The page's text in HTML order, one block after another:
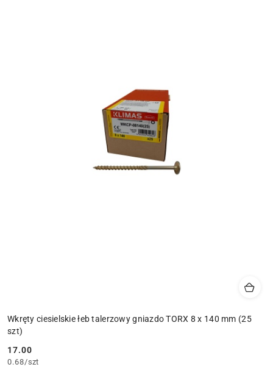
Wkręty ciesielskie łeb talerzowy gniazdo TORX 8 x 140 mm (25
szt)
Cena:
17.00
0.68/szt